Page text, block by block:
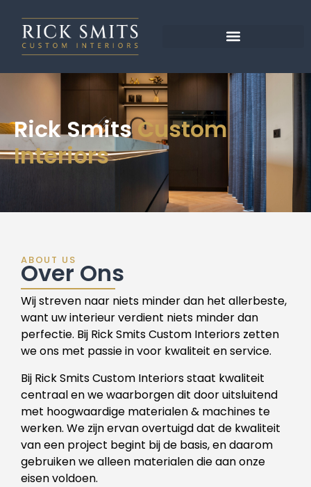
Rick SmitsCustom
Interiors
ABOUT US
Over Ons
Wij streven naar niets minder dan het allerbeste,
want uw interieur verdient niets minder dan
perfectie. Bij Rick Smits Custom Interiors zetten
we ons met passie in voor kwaliteit en service.
Bij Rick Smits Custom Interiors staat kwaliteit
centraal en we waarborgen dit door uitsluitend
met hoogwaardige materialen & machines te
werken. We zijn ervan overtuigd dat de kwaliteit
van een project begint bij de basis, en daarom
gebruiken we alleen materialen die aan onze
eisen voldoen.